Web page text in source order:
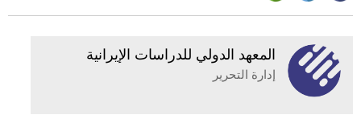
المعهد الدولي للدراسات الإيرانية
إدارة التحرير